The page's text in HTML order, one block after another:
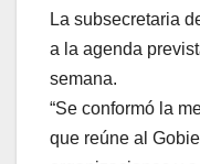
La subsecretaria
a la agenda
semana.
“Se conformó la
que reúne al